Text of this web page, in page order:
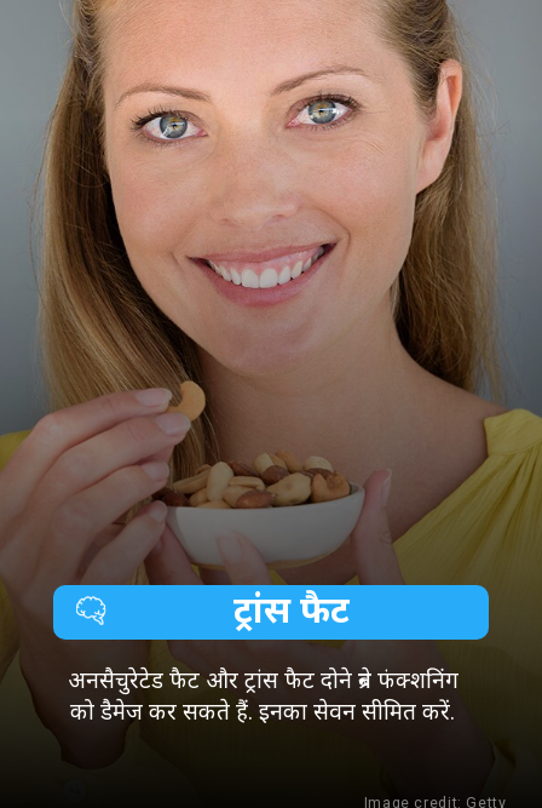
ट्रांस फैट
अनसैचुरेटेड फैट और ट्रांस फैट दोने ब्रेन फंक्शनिंग
को डैमेज कर सकते हैं. इनका सेवन सीमित करें.
Image credit: Getty